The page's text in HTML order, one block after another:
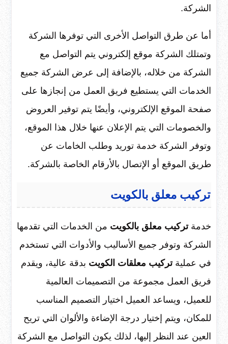
الشركة.
أما عن طرق التواصل الأخرى التي توفرها الشركة
وتمتلك الشركة موقع إلكتروني يتم التواصل مع
الشركة من خلاله، بالإضافة إلى عرض الشركة جميع
الخدمات التي يستطيع فريق العمل من إنجازها على
صفحة الموقع الإلكتروني، وأيضًا يتم توفير العروض
والخصومات التي يتم الإعلان عنها خلال هذا الموقع،
وتوفر الشركة خدمة توريد وطلب الخامات عن
طريق الموقع أو الإتصال بالأرقام الخاصة بالشركة.
تركيب معلق بالكويت
خدمةتركيب معلق بالكويت من الخدمات التي تقدمها
الشركة وتوفر جميع الأساليب والأدوات التي تستخدم
في عمليةتركيب معلقات الكويت بدقة عالية، ويقدم
فريق العمل مجموعة من التصميمات العالمية
للعميل، ويساعد العميل اختيار التصميم المناسب
للمكان، ويتم إختيار درجة الإضاءة والألوان التي تريح
العين عند النظر إليها، لذلك يكون التواصل مع الشركة